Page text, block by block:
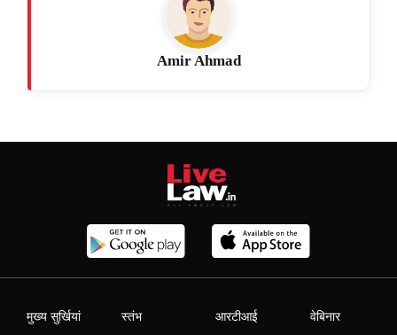
Amir Ahmad
मुख्य सुर्खियां स्तंभ आरटीआई वेबिनार